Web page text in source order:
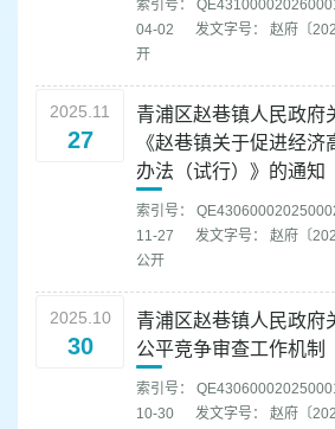
索引号：
04-02
发文字号： 赵府〔
开
2025.11
27
青浦区赵巷镇人民政府
《赵巷镇关于促进经
办法（试行）》的通知
索引号：
11-27
发文字号： 赵府〔
公开
2025.10
30
青浦区赵巷镇人民政府
公平竞争审查工作机制
索引号：
10-30
发文字号： 赵府〔